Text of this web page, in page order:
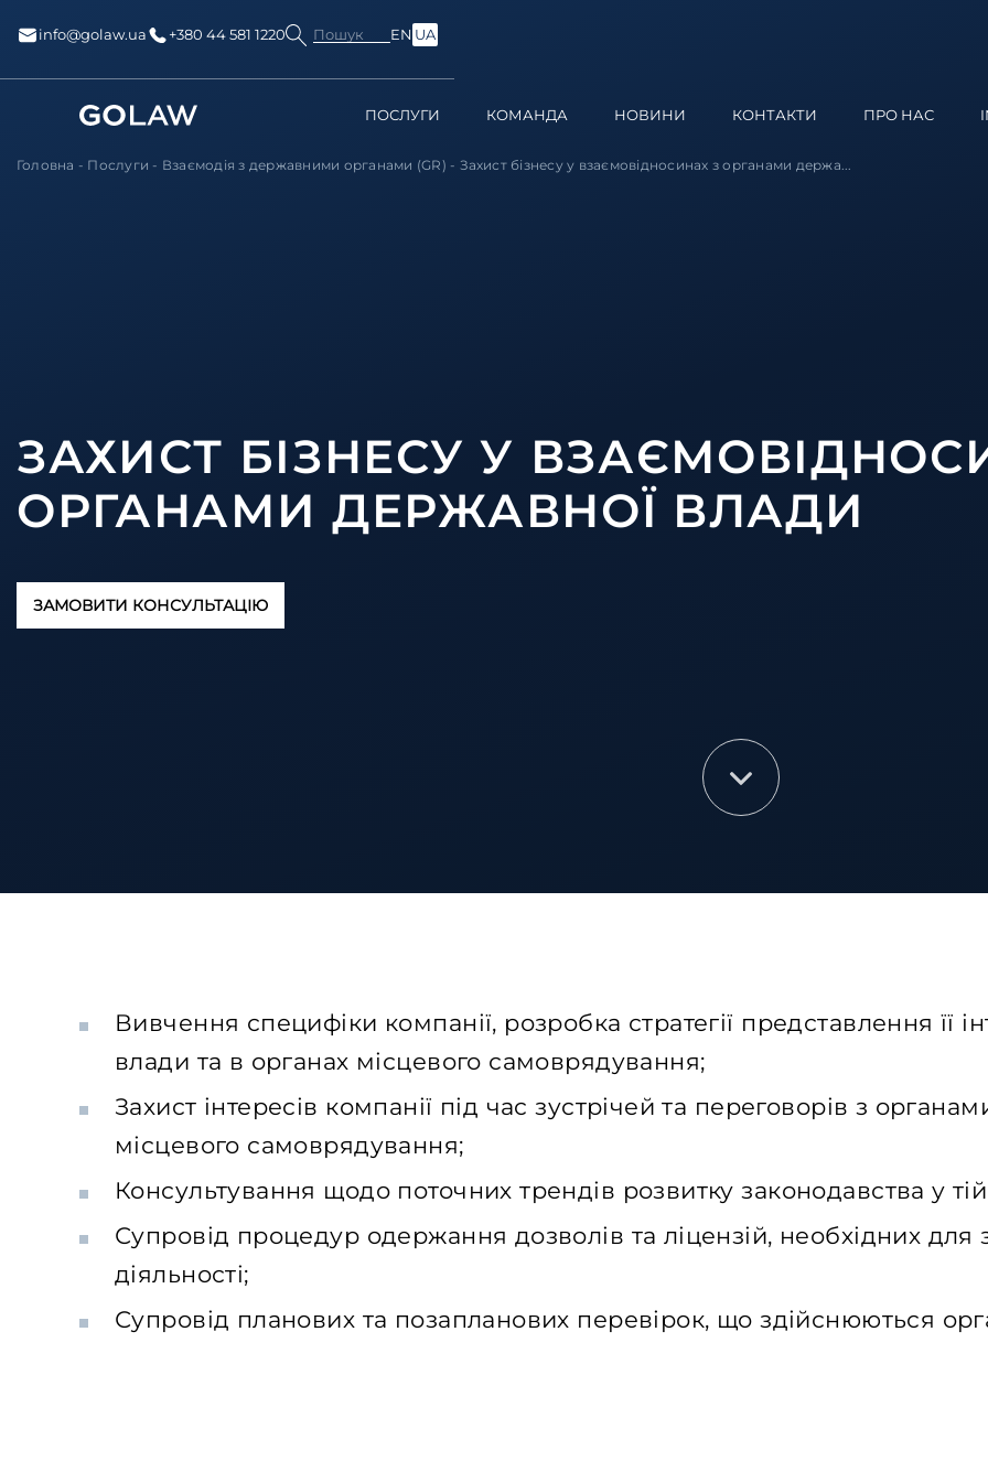
info@golaw.ua +380 44 581 1220 Пошук EN UA
ПОСЛУГИ КОМАНДА НОВИНИ КОНТАКТИ ПРО НАС
Головна - Послуги - Взаємодія з державними органами (GR) - Захист бізнесу у взаємовідносинах з органами держа...
ЗАХИСТ БІЗНЕСУ У
ОРГАНАМИ ДЕРЖАВНОЇ ВЛАДИ
ЗАМОВИТИ КОНСУЛЬТАЦІЮ
Вивчення специфіки компанії, розробка стратегії представлення її
влади та в органах місцевого самоврядування;
Захист інтересів компанії під час зустрічей та переговорів з
місцевого самоврядування;
Консультування щодо поточних трендів розвитку законодавства у тій
Супровід процедур одержання дозволів та ліцензій, необхідних для
діяльності;
Супровід планових та позапланових перевірок, що здійснюються